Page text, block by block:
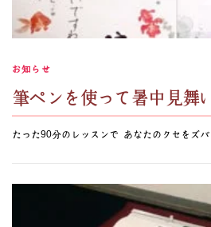
お知らせ
筆ペンを使って暑中見舞
たった90分のレッスンで あなたのクセをズ